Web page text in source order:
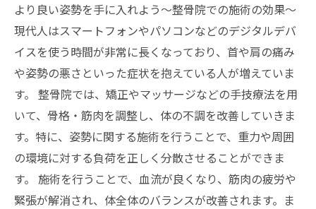
より良い姿勢を手に入れよう～整骨院での施術の効果～
現代人はスマートフォンやパソコンなどのデジタルデバ
イスを使う時間が非常に長くなっており、首や肩の痛み
や姿勢の悪さといった症状を抱えている人が増えていま
す。 整骨院では、矯正やマッサージなどの手技療法を用
いて、骨格・筋肉を調整し、体の不調を改善していきま
す。特に、姿勢に関する施術を行うことで、重力や周囲
の環境に対する負荷を正しく分散させることができま
す。 施術を行うことで、血流が良くなり、筋肉の疲労や
緊張が解消され、体全体のバランスが改善されます。ま